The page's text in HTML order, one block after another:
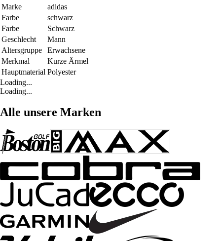
Marke
adidas
Farbe
schwarz
Farbe
Schwarz
Geschlecht
Mann
Altersgruppe
Erwachsene
Merkmal
Kurze Ärmel
Hauptmaterial Polyester
Loading...
Loading...
Alle unsere Marken